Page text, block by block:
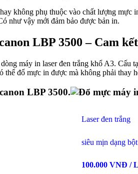
không phụ thuộc vào chất lượng
như vậy mới đảm bảo được bản in.
LBP 3500 – Cam
máy in laser đen trắng khổ A3.
thể đổ mực in được mà không phải thay
LBP 3500.
Laser đen trắng
siêu mịn dạng bột
100.000 VNĐ /